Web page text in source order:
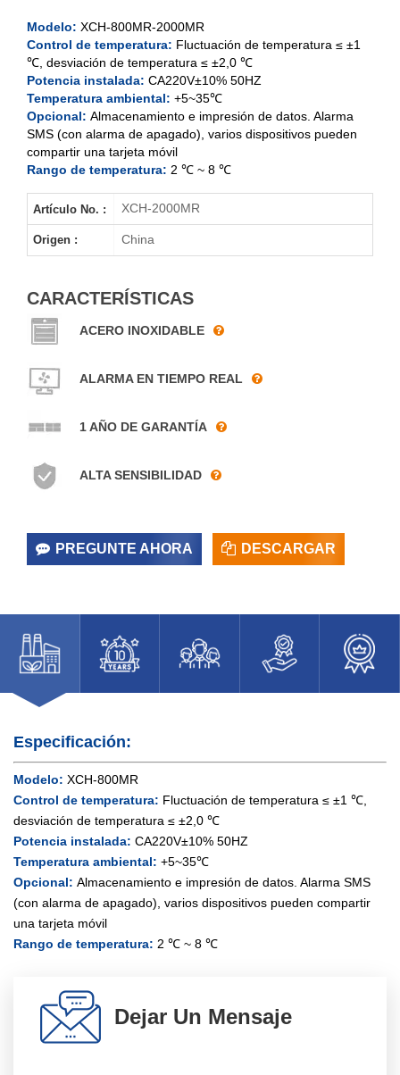
Modelo: XCH-800MR-2000MR
Control de temperatura: Fluctuación de temperatura ≤ ±1
℃, desviación de temperatura ≤ ±2,0 ℃
Potencia instalada: CA220V±10% 50HZ
Temperatura ambiental: +5~35℃
Opcional: Almacenamiento e impresión de datos. Alarma
SMS (con alarma de apagado), varios dispositivos pueden
compartir una tarjeta móvil
Rango de temperatura: 2 ℃ ~ 8 ℃
Artículo No. : XCH-2000MR
Origen : China
CARACTERÍSTICAS
ACERO INOXIDABLE
ALARMA EN TIEMPO REAL
1 AÑO DE GARANTÍA
ALTA SENSIBILIDAD
PREGUNTE AHORA DESCARGAR
Especificación:
Modelo: XCH-800MR
Control de temperatura: Fluctuación de temperatura ≤ ±1 ℃,
desviación de temperatura ≤ ±2,0 ℃
Potencia instalada: CA220V±10% 50HZ
Temperatura ambiental: +5~35℃
Opcional: Almacenamiento e impresión de datos. Alarma SMS
(con alarma de apagado), varios dispositivos pueden compartir
una tarjeta móvil
Rango de temperatura: 2 ℃ ~ 8 ℃
Dejar Un Mensaje